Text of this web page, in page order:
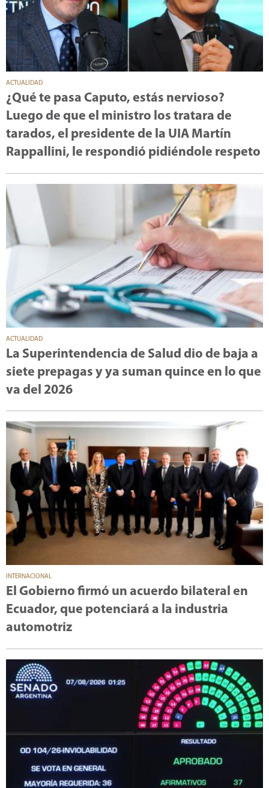
ACTUALIDAD
¿Qué te pasa Caputo, estás nervioso?
Luego de que el ministro los tratara de
tarados, el presidente de la UIA Martín
Rappallini, le respondió pidiéndole respeto
ACTUALIDAD
La Superintendencia de Salud dio de baja a
siete prepagas y ya suman quince en lo que
va del 2026
INTERNACIONAL
El Gobierno firmó un acuerdo bilateral en
Ecuador, que potenciará a la industria
automotriz